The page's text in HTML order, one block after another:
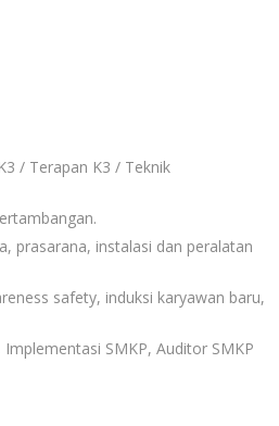
/ Terapan K3 / Teknik
prasarana, instalasi dan peralatan
safety, induksi karyawan baru,
SMKP, Auditor SMKP